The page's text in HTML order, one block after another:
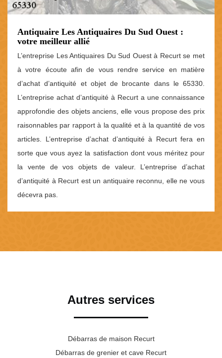
Antiquaire Les Antiquaires Du Sud Ouest :
votre meilleur allié
L’entreprise Les Antiquaires Du Sud Ouest à Recurt se met
à votre écoute afin de vous rendre service en matière
d’achat d’antiquité et objet de brocante dans le 65330.
L’entreprise achat d’antiquité à Recurt a une connaissance
approfondie des objets anciens, elle vous propose des prix
raisonnables par rapport à la qualité et à la quantité de vos
articles. L’entreprise d’achat d’antiquité à Recurt fera en
sorte que vous ayez la satisfaction dont vous méritez pour
la vente de vos objets de valeur. L’entreprise d’achat
d’antiquité à Recurt est un antiquaire reconnu, elle ne vous
décevra pas.
Autres services
Débarras de maison Recurt
Débarras de grenier et cave Recurt